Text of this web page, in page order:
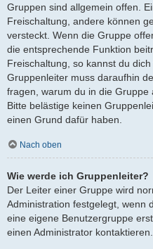
Gruppen sind allgemein offen.
Freischaltung, andere können
versteckt. Wenn die Gruppe
die entsprechende Funktion
Freischaltung, so kannst du
Gruppenleiter muss daraufhin
fragen, warum du in die
Bitte belästige keinen
einen Grund dafür haben.
Nach oben
Wie werde ich Gruppenleiter?
Der Leiter einer Gruppe wird
Administration festgelegt, wenn
eine eigene Benutzergruppe
einen Administrator kontaktieren.